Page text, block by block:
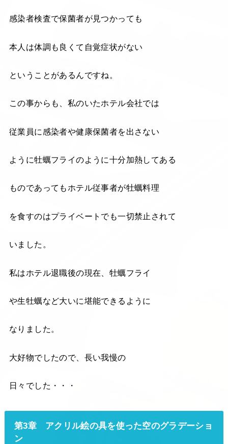
感染者検査で保菌者が見つかっても
本人は体調も良くて自覚症状がない
ということがあるんですね。
この事からも、私のいたホテル会社では
従業員に感染者や健康保菌者を出さない
ように牡蠣フライのように十分加熱してある
ものであってもホテル従事者が牡蠣料理
を食すのはプライベートでも一切禁止されて
いました。
私はホテル退職後の現在、牡蠣フライ
や生牡蠣など大いに堪能できるように
なりました。
大好物でしたので、長い我慢の
日々でした・・・
第3章 アクリル絵の具を使った空のグラデーショ
ン